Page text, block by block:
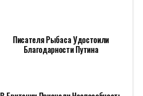
Писателя Рыбаса Удостоили
Благодарности Путина